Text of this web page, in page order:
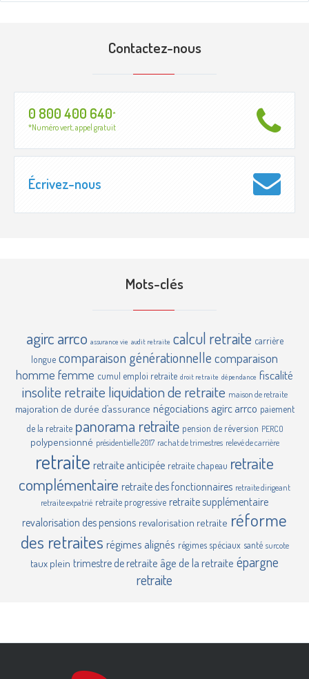
Contactez-nous
0 800 400 640*
*Numéro vert, appel gratuit
Écrivez-nous
Mots-clés
agirc arrco assurance vie audit retraite calcul retraite carrière
longue comparaison générationnelle comparaison
homme femme cumul emploi retraite droit retraite dépendance fiscalité
insolite retraite liquidation de retraite maison de retraite
majoration de durée d’assurance négociations agirc arrco paiement
de la retraite panorama retraite pension de réversion PERCO
polypensionné présidentielle 2017 rachat de trimestres relevé de carrière
retraite retraite anticipée retraite chapeau retraite
complémentaire retraite des fonctionnaires retraite dirigeant
retraite expatrié retraite progressive retraite supplémentaire
revalorisation des pensions revalorisation retraite réforme
des retraites régimes alignés régimes spéciaux santé surcote
taux plein trimestre de retraite âge de la retraite épargne
retraite